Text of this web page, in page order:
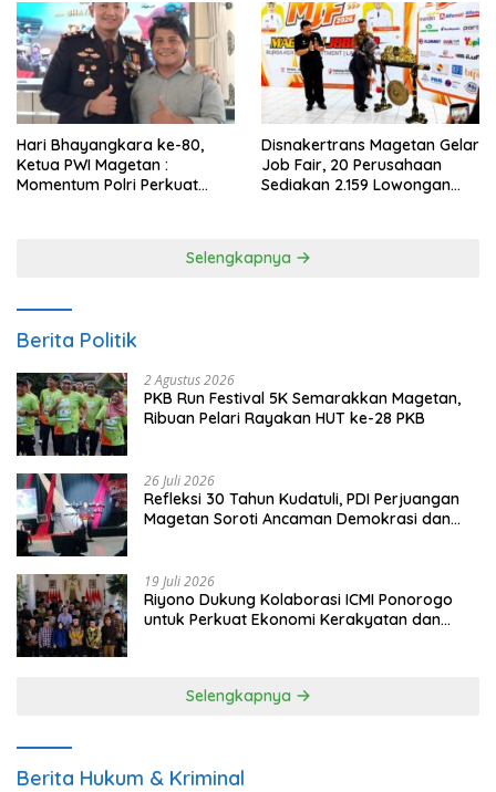
Hari Bhayangkara ke-80,
Ketua PWI Magetan :
Momentum Polri Perkuat
Disnakertrans Magetan Gelar
Job Fair, 20 Perusahaan
Sediakan 2.159 Lowongan
Selengkapnya
Berita Politik
2 Agustus 2026
PKB Run Festival 5K Semarakkan Magetan,
Ribuan Pelari Rayakan HUT ke-28 PKB
26 Juli 2026
Refleksi 30 Tahun Kudatuli, PDI Perjuangan
Magetan Soroti Ancaman Demokrasi dan
19 Juli 2026
Riyono Dukung Kolaborasi ICMI Ponorogo
untuk Perkuat Ekonomi Kerakyatan dan
Selengkapnya
Berita Hukum & Kriminal